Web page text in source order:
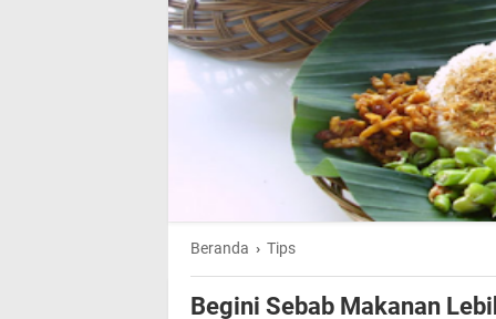
Beranda › Tips
Begini Sebab Makanan